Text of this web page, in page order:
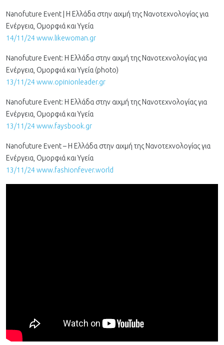
Nanofuture Event | Η Ελλάδα στην αιχμή της Νανοτεχνολογίας για
Ενέργεια, Ομορφιά και Υγεία
14/11/24 www.likewoman.gr
Nanofuture Event: Η Ελλάδα στην αιχμή της Νανοτεχνολογίας για
Ενέργεια, Ομορφιά και Υγεία (photo)
13/11/24 www.opinionleader.gr
Nanofuture Event: Η Ελλάδα στην αιχμή της Νανοτεχνολογίας για
Ενέργεια, Ομορφιά και Υγεία
13/11/24 www.faysbook.gr
Nanofuture Event – Η Ελλάδα στην αιχμή της Νανοτεχνολογίας για
Ενέργεια, Ομορφιά και Υγεία
13/11/24 www.fashionfever.world